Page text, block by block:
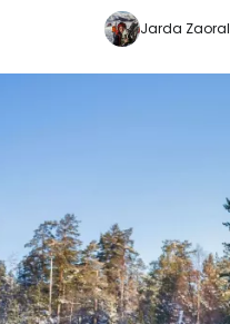
Jarda Zaoral